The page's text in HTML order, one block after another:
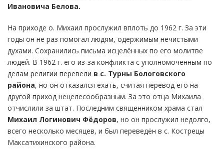
Ивановича Белова.
На приходе о. Михаил прослужил вплоть до 1962 г. За эти
годы он не раз помогал людям, одержимым нечистыми
духами. Сохранились письма исцелённых по его молитве
людей. В 1962 г. его из-за конфликта с уполномоченным по
делам религии перевели в с. Турны Бологовского
района, но он отказался ехать, считая перевод его на
другой приход нецелесообразным. За это отца Михаила
отчислили за штат. Последним священником храма стал
Михаил Логинович Фёдоров, но он прослужил недолго,
всего несколько месяцев, и был переведён в с. Кострецы
Максатихинского района.